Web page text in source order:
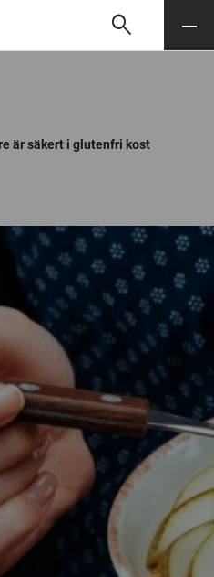
Söksearch Meny
är säkert i glutenfri kost